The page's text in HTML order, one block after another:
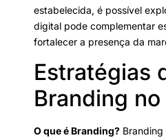
estabelecida, é possível
digital pode complementar
fortalecer a presença da
Estratégias
Branding
O que é Branding?